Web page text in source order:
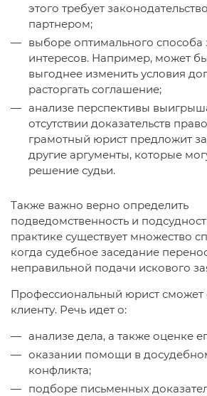
этого требует
партнером;
выборе оптимального способа
интересов. Например, может
выгоднее изменить условия
расторгать соглашение;
анализе перспективы
отсутствии доказательств
грамотный юрист предложит
другие аргументы, которые
решение судьи.
Также важно верно определить
подведомственность и
практике существует множество
когда судебное заседание
неправильной подачи искового
Профессиональный юрист сможет
клиенту. Речь идет о:
анализе дела, а также оценке
оказании помощи в
конфликта;
подборе письменных